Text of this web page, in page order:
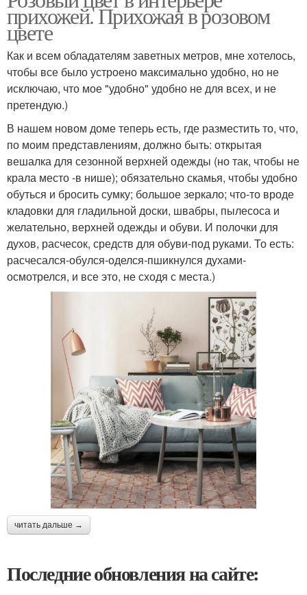
прихожей. Прихожая в розовом
цвете
Как и всем обладателям заветных метров, мне хотелось,
чтобы все было устроено максимально удобно, но не
исключаю, что мое "удобно" удобно не для всех, и не
претендую.)
В нашем новом доме теперь есть, где разместить то, что,
по моим представлениям, должно быть: открытая
вешалка для сезонной верхней одежды (но так, чтобы не
крала место -в нише); обязательно скамья, чтобы удобно
обуться и бросить сумку; большое зеркало; что-то вроде
кладовки для гладильной доски, швабры, пылесоса и
желательно, верхней одежды и обуви. И полочки для
духов, расчесок, средств для обуви-под руками. То есть:
расчесался-обулся-оделся-пшикнулся духами-
осмотрелся, и все это, не сходя с места.)
читать дальше →
Последние обновления на сайте: